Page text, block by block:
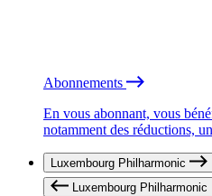
Abonnements
En vous abonnant, vous
notamment des réductions,
Luxembourg Philharmonic
Luxembourg Philharmonic